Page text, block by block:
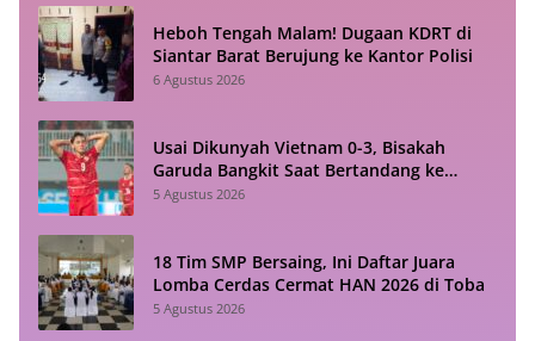
Heboh Tengah Malam! Dugaan KDRT di
Siantar Barat Berujung ke Kantor Polisi
6 Agustus 2026
Usai Dikunyah Vietnam 0-3, Bisakah
Garuda Bangkit Saat Bertandang ke
Singapura?
5 Agustus 2026
18 Tim SMP Bersaing, Ini Daftar Juara
Lomba Cerdas Cermat HAN 2026 di Toba
5 Agustus 2026